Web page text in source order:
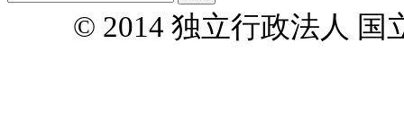
© 2014 独立行政法人 国